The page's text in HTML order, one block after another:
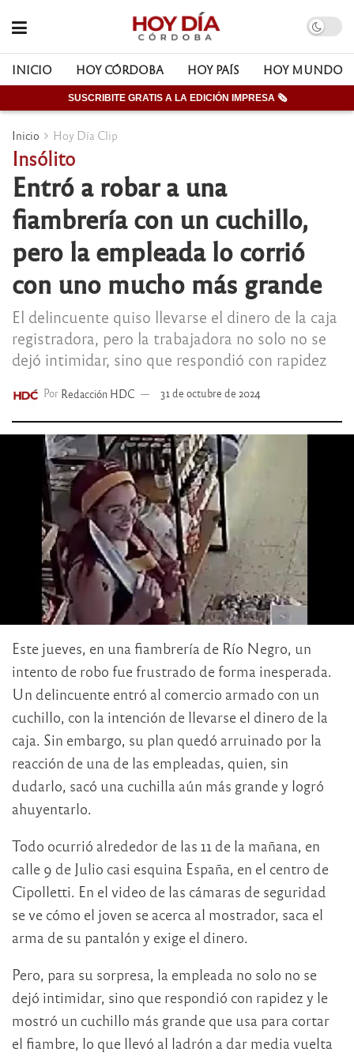
INICIO HOY CÓRDOBA HOY PAÍS HOY MUNDO
SUSCRIBITE GRATIS A LA EDICIÓN IMPRESA 🗞
Inicio Hoy Día Clip
Insólito
Entró a robar a una
fiambrería con un cuchillo,
pero la empleada lo corrió
con uno mucho más grande
El delincuente quiso llevarse el dinero de la caja
registradora, pero la trabajadora no solo no se
dejó intimidar, sino que respondió con rapidez
Por Redacción HDC 31 de octubre de 2024
Este jueves, en una fiambrería de Río Negro, un
intento de robo fue frustrado de forma inesperada.
Un delincuente entró al comercio armado con un
cuchillo, con la intención de llevarse el dinero de la
caja. Sin embargo, su plan quedó arruinado por la
reacción de una de las empleadas, quien, sin
dudarlo, sacó una cuchilla aún más grande y logró
ahuyentarlo.
Todo ocurrió alrededor de las 11 de la mañana, en
calle 9 de Julio casi esquina España, en el centro de
Cipolletti. En el video de las cámaras de seguridad
se ve cómo el joven se acerca al mostrador, saca el
arma de su pantalón y exige el dinero.
Pero, para su sorpresa, la empleada no solo no se
dejó intimidar, sino que respondió con rapidez y le
mostró un cuchillo más grande que usa para cortar
el fiambre, lo que llevó al ladrón a dar media vuelta